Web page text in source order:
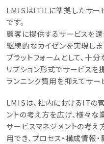
サービス構成管理
システム運用の自動化
コンテンツナビ
資料ダ
紹介
お
LMISはITILに準拠したサー
です。
顧客に提供するサービスを
継続的なカイゼンを実現しま
プラットフォームとして、十
リプション形式でサービスを
ランニング費用を抑えてサー
LMISは、社内におけるITの
ントの考え方を広げ、様々な
サービスマネジメントの考
用でき、プロセス・構成情報